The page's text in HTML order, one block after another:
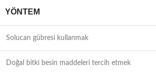
YÖNTEM
Solucan gübresi kullanmak
Doğal bitki besin maddeleri tercih etmek